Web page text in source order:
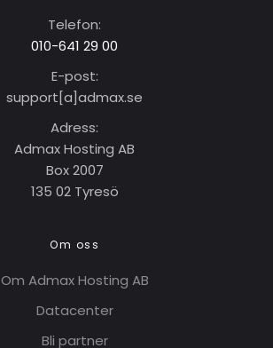
Telefon:
010-641 29 00
E-post:
support[a]admax.se
Adress:
Admax Hosting AB
Box 2007
135 02 Tyresö
Om oss
Om Admax Hosting AB
Datacenter
Bli partner